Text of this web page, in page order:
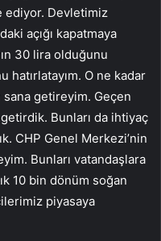
ediyor. Devletimiz
açığı kapatmaya
30 lira olduğunu
hatırlatayım. O ne kadar
getireyim. Geçen
Bunları da ihtiyaç
CHP Genel Merkezi’nin
Bunları vatandaşlara
10 bin dönüm soğan
piyasaya